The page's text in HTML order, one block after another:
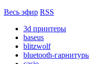
Весь эфир RSS
3d принтеры
baseus
blitzwolf
bluetooth-